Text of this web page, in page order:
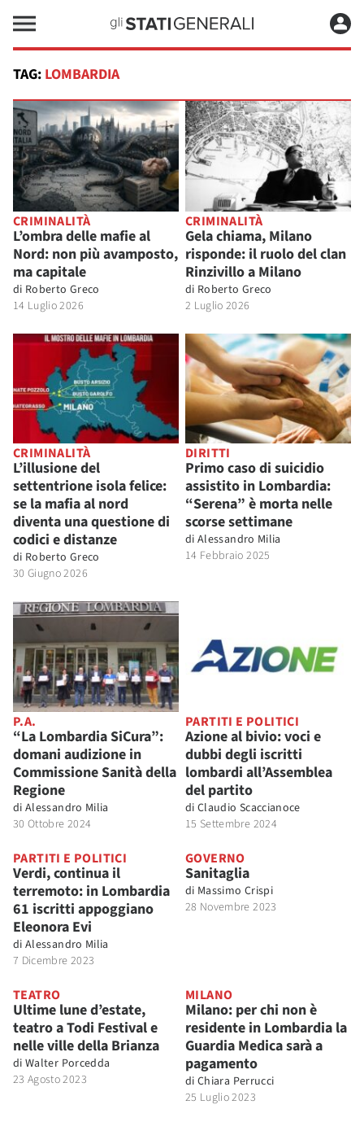
TAG: LOMBARDIA
CRIMINALITÀ
L’ombra delle mafie al
Nord: non più avamposto,
ma capitale
di Roberto Greco
14 Luglio 2026
CRIMINALITÀ
Gela chiama, Milano
risponde: il ruolo del clan
Rinzivillo a Milano
di Roberto Greco
2 Luglio 2026
CRIMINALITÀ
L’illusione del
settentrione isola felice:
se la mafia al nord
diventa una questione di
codici e distanze
di Roberto Greco
30 Giugno 2026
DIRITTI
Primo caso di suicidio
assistito in Lombardia:
“Serena” è morta nelle
scorse settimane
di Alessandro Milia
14 Febbraio 2025
P.A.
“La Lombardia SiCura”:
domani audizione in
Commissione Sanità della
Regione
di Alessandro Milia
30 Ottobre 2024
PARTITI E POLITICI
Azione al bivio: voci e
dubbi degli iscritti
lombardi all’Assemblea
del partito
di Claudio Scaccianoce
15 Settembre 2024
PARTITI E POLITICI
Verdi, continua il
terremoto: in Lombardia
61 iscritti appoggiano
Eleonora Evi
di Alessandro Milia
7 Dicembre 2023
GOVERNO
Sanitaglia
di Massimo Crispi
28 Novembre 2023
TEATRO
Ultime lune d’estate,
teatro a Todi Festival e
nelle ville della Brianza
di Walter Porcedda
23 Agosto 2023
MILANO
Milano: per chi non è
residente in Lombardia la
Guardia Medica sarà a
pagamento
di Chiara Perrucci
25 Luglio 2023